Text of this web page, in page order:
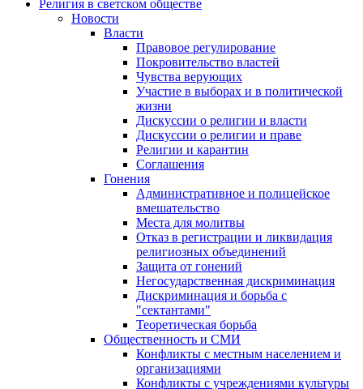
Религия в светском обществе
Новости
Власти
Правовое регулирование
Покровительство властей
Чувства верующих
Участие в выборах и в политической
жизни
Дискуссии о религии и власти
Дискуссии о религии и праве
Религии и карантин
Соглашения
Гонения
Административное и полицейское
вмешательство
Места для молитвы
Отказ в регистрации и ликвидация
религиозных объединений
Защита от гонений
Негосударственная дискриминация
Дискриминация и борьба с
"сектантами"
Теоретическая борьба
Общественность и СМИ
Конфликты с местным населением и
организациями
Конфликты с учреждениями культуры